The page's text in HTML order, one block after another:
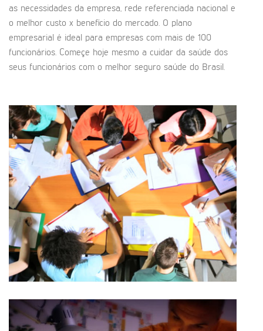
as necessidades da empresa, rede referenciada nacional e
o melhor custo x benefício do mercado. O plano
empresarial é ideal para empresas com mais de 100
funcionários. Começe hoje mesmo a cuidar da saúde dos
seus funcionários com o melhor seguro saúde do Brasil.